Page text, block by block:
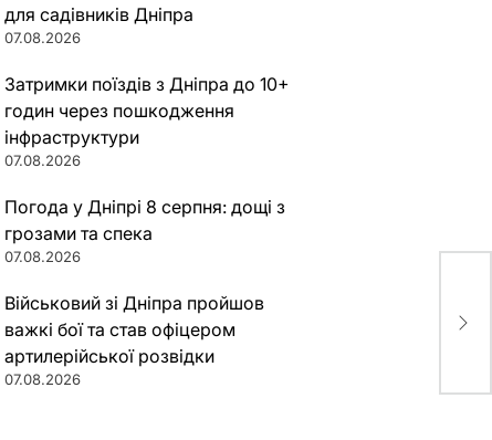
для садівників Дніпра
07.08.2026
Затримки поїздів з Дніпра до 10+
годин через пошкодження
інфраструктури
07.08.2026
Погода у Дніпрі 8 серпня: дощі з
грозами та спека
07.08.2026
Військовий зі Дніпра пройшов
важкі бої та став офіцером
артилерійської розвідки
07.08.2026